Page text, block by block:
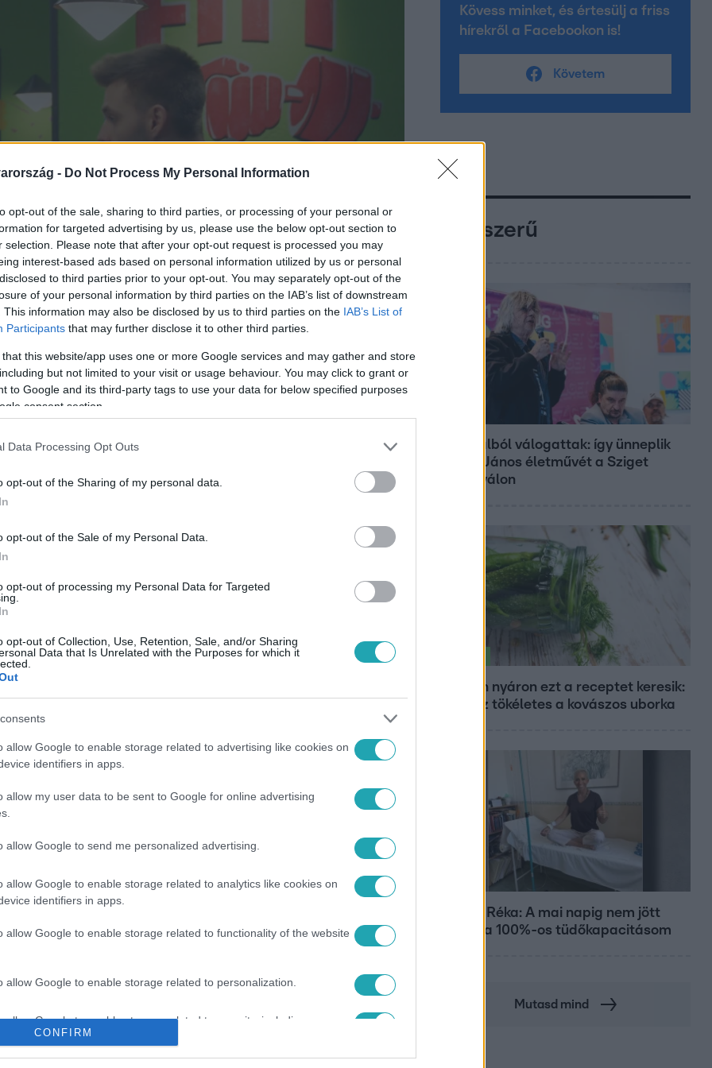
- Do Not Process My Personal Information
opt-out of the sale, sharing to third parties, or processing of your personal or
for targeted advertising by us, please use the below opt-out section to
selection. Please note that after your opt-out request is processed you may
interest-based ads based on personal information utilized by us or personal
to third parties prior to your opt-out. You may separately opt-out of the
of your personal information by third parties on the IAB’s list of downstream
This information may also be disclosed by us to third parties on the IAB’s List of
Participants that may further disclose it to other third parties.
that this website/app uses one or more Google services and may gather and store
but not limited to your visit or usage behaviour. You may click to grant or
to Google and its third-party tags to use your data for below specified purposes
consent section.
Data Processing Opt Outs
opt-out of the Sharing of my personal data.
opt-out of the Sale of my Personal Data.
opt-out of processing my Personal Data for Targeted
opt-out of Collection, Use, Retention, Sale, and/or Sharing
Data that Is Unrelated with the Purposes for which it
allow Google to enable storage related to advertising like cookies on
identifiers in apps.
allow my user data to be sent to Google for online advertising
allow Google to send me personalized advertising.
allow Google to enable storage related to analytics like cookies on
identifiers in apps.
allow Google to enable storage related to functionality of the website
allow Google to enable storage related to personalization.
allow Google to enable storage related to security, including
functionality and fraud prevention, and other user protection.
CONFIRM
nem ismer határokat: mivel nem akar
tervet eszel ki…
RTL+-on
legyen a Google-találatokban!
RTL # RTL KLUB #TERV #ÖTLET # HIÚSÁG
Kövess minket, és értesülj a friss
hírekről a Facebookon is!
Követem
Népszerű
800 dalból válogattak: így ünneplik
Bródy János életművét a Sziget
Fesztiválon
Minden nyáron ezt a receptet keresik:
így lesz tökéletes a kovászos uborka
Rubint Réka: A mai napig nem jött
vissza a 100%-os tüdőkapacitásom
Mutasd mind